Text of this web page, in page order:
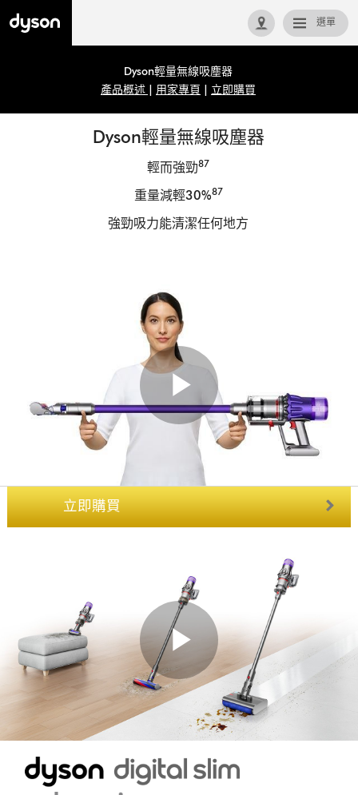
選單
回首頁
Dyson輕量無線吸塵器
產品概述
用家專頁 立即購買
Dyson輕量無線吸塵器
輕而強勁87
重量減輕30%87
強勁吸力能清潔任何地方
Play
Video
立即購買
Play
Video